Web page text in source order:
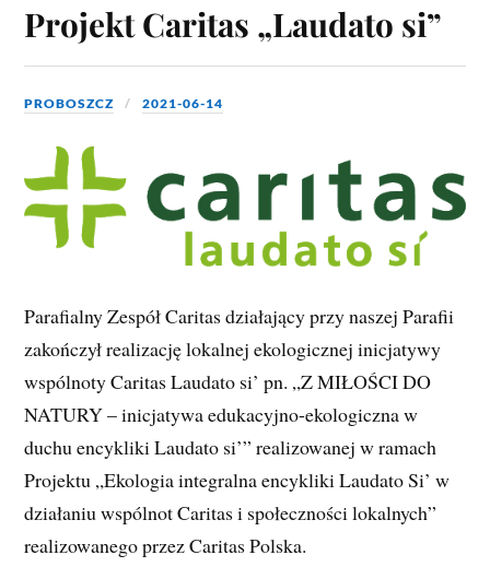
Projekt Caritas „Laudato si”
PROBOSZCZ 2021-06-14
Parafialny Zespół Caritas działający przy naszej Parafii
zakończył realizację lokalnej ekologicznej inicjatywy
wspólnoty Caritas Laudato si’ pn. „Z MIŁOŚCI DO
NATURY – inicjatywa edukacyjno-ekologiczna w
duchu encykliki Laudato si’” realizowanej w ramach
Projektu „Ekologia integralna encykliki Laudato Si’ w
działaniu wspólnot Caritas i społeczności lokalnych”
realizowanego przez Caritas Polska.